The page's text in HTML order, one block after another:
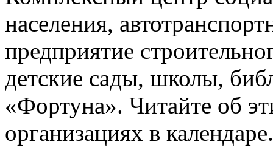
населения,
предприятие
детские сады, школы,
«Фортуна». Читайте об
организациях в календаре.